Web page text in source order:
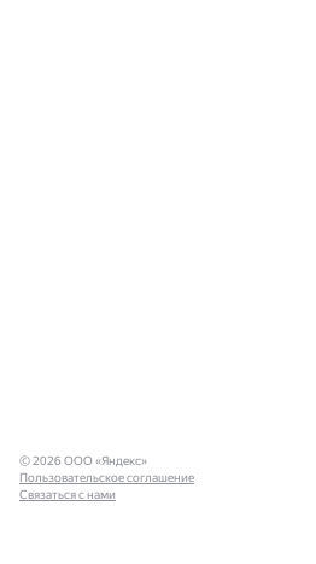
© 2026 ООО «Яндекс»
Пользовательское соглашение
Связаться с нами